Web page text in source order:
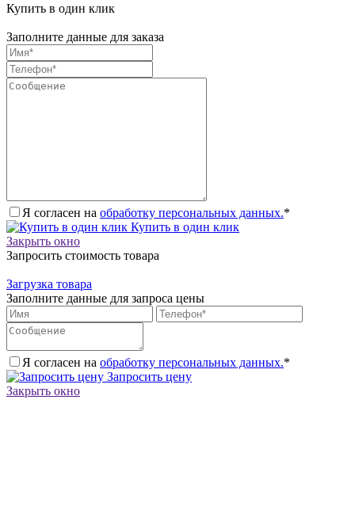
Купить в один клик
Заполните данные для заказа
Я согласен на обработку персональных данных.*
Купить в один клик
Закрыть окно
Запросить стоимость товара
Загрузка товара
Заполните данные для запроса цены
Я согласен на обработку персональных данных.*
Запросить цену
Закрыть окно